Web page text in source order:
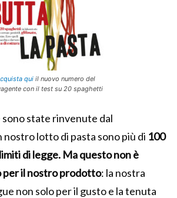
quiil nuovo numero del
con il test su 20 spaghetti
sono state rinvenute dal
nostro lotto di pasta sono più di 100
di legge. Ma questo non è
per il nostro prodotto: la nostra
non solo per il gusto e la tenuta